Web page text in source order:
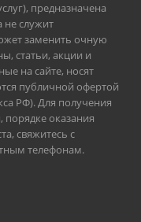
предназначена
не служит
заменить очную
статьи, акции и
на сайте, носят
публичной офертой
РФ). Для получения
оказания
свяжитесь с
телефонам.